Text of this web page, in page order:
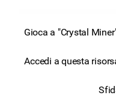
Gioca a "Crystal
Accedi a questa